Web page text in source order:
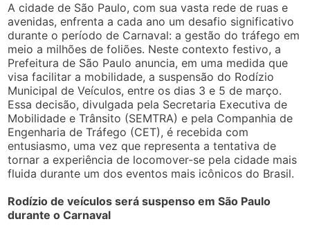
A cidade de São Paulo, com sua vasta rede de ruas e
avenidas, enfrenta a cada ano um desafio significativo
durante o período de Carnaval: a gestão do tráfego em
meio a milhões de foliões. Neste contexto festivo, a
Prefeitura de São Paulo anuncia, em uma medida que
visa facilitar a mobilidade, a suspensão do Rodízio
Municipal de Veículos, entre os dias 3 e 5 de março.
Essa decisão, divulgada pela Secretaria Executiva de
Mobilidade e Trânsito (SEMTRA) e pela Companhia de
Engenharia de Tráfego (CET), é recebida com
entusiasmo, uma vez que representa a tentativa de
tornar a experiência de locomover-se pela cidade mais
fluida durante um dos eventos mais icônicos do Brasil.
Rodízio de veículos será suspenso em São Paulo
durante o Carnaval